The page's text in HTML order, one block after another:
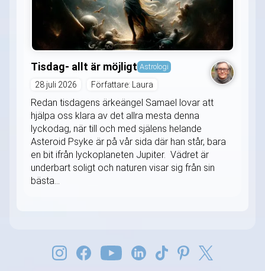
Tisdag- allt är möjligt Astrologi
28 juli 2026 Författare: Laura
Redan tisdagens ärkeängel Samael lovar att
hjälpa oss klara av det allra mesta denna
lyckodag, när till och med själens helande
Asteroid Psyke är på vår sida där han står, bara
en bit ifrån lyckoplaneten Jupiter. Vädret är
underbart soligt och naturen visar sig från sin
bästa...